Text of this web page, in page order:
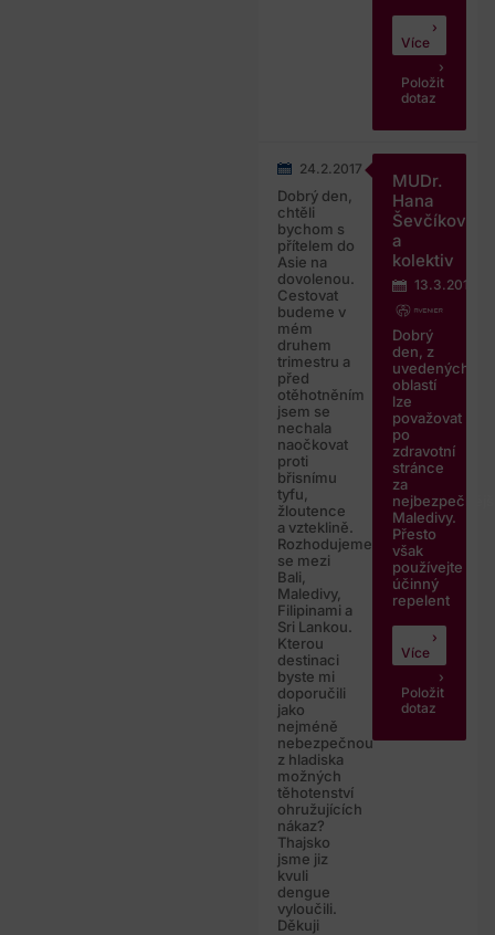
Více
Položit
dotaz
24.2.2017
Dobrý den,
chtěli
bychom s
přítelem do
Asie na
dovolenou.
Cestovat
budeme v
mém
druhem
trimestru a
před
otěhotněním
jsem se
nechala
naočkovat
proti
břisnímu
tyfu,
žloutence
a vzteklině.
Rozhodujeme
se mezi
Bali,
Maledivy,
Filipinami a
Sri Lankou.
Kterou
destinaci
byste mi
doporučili
jako
nejméně
nebezpečnou
z hladiska
možných
těhotenství
ohružujících
nákaz?
Thajsko
jsme jiz
kvuli
dengue
vyloučili.
Děkuji
MUDr.
Hana
Ševčíková
a
kolektiv
13.3.2017
Dobrý
den, z
uvedených
oblastí
lze
považovat
po
zdravotní
stránce
za
Maledivy.
Přesto
však
používejte
účinný
repelent
Více
Položit
dotaz